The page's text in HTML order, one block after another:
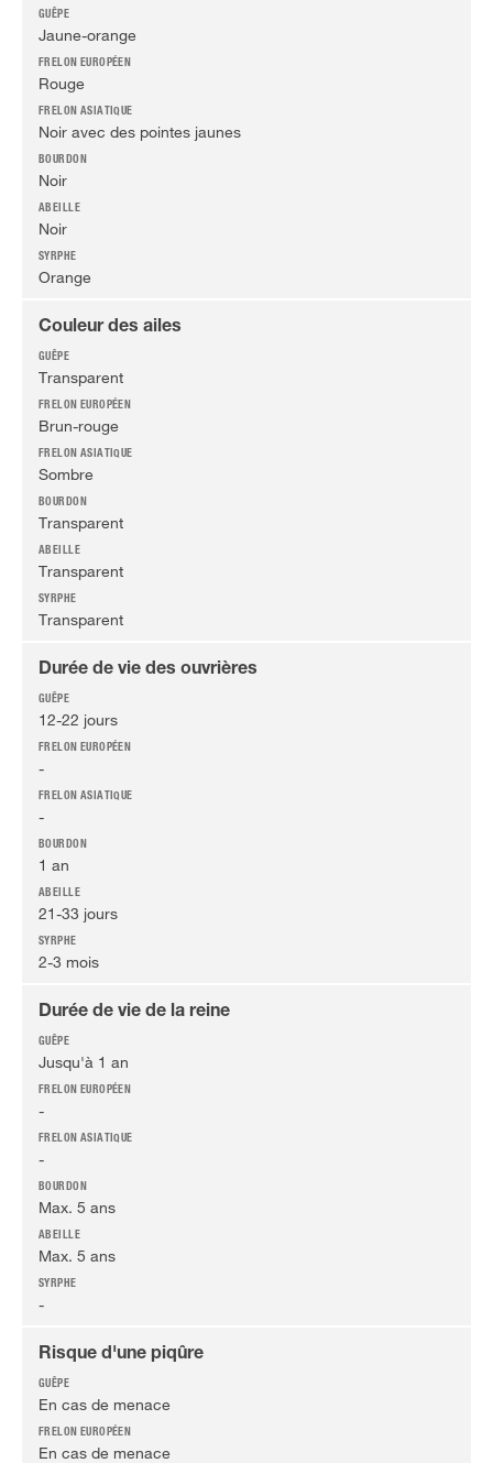
Jaune-orange
Rouge
Noir avec des pointes jaunes
Noir
Noir
Orange
Couleur des ailes
Transparent
Brun-rouge
Sombre
Transparent
Transparent
Transparent
Durée de vie des ouvrières
12-22 jours
-
-
1 an
21-33 jours
2-3 mois
Durée de vie de la reine
Jusqu'à 1 an
-
-
Max. 5 ans
Max. 5 ans
-
Risque d'une piqûre
En cas de menace
En cas de menace